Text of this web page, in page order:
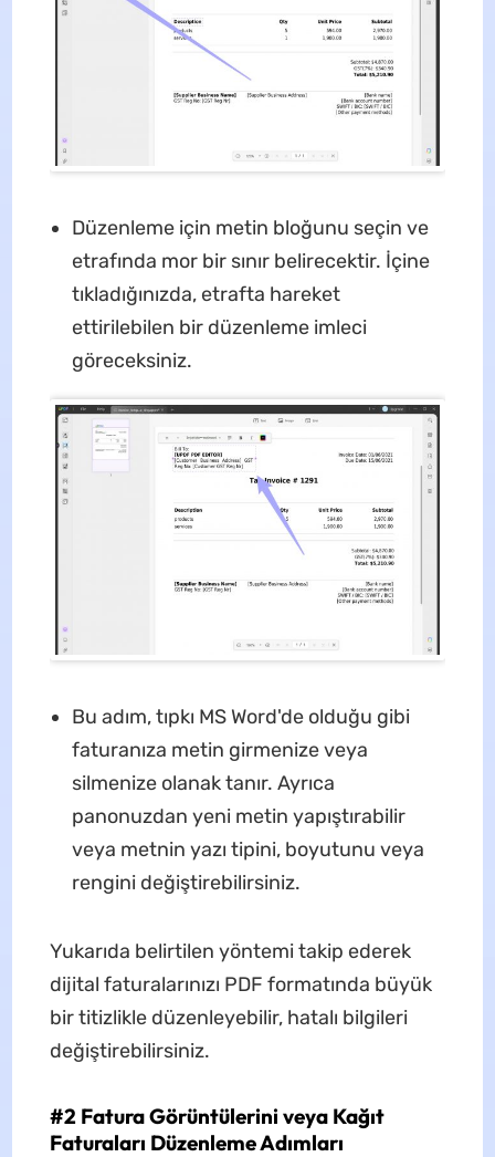
Düzenleme için metin bloğunu seçin ve
etrafında mor bir sınır belirecektir. İçine
tıkladığınızda, etrafta hareket
ettirilebilen bir düzenleme imleci
göreceksiniz.
Bu adım, tıpkı MS Word'de olduğu gibi
faturanıza metin girmenize veya
silmenize olanak tanır. Ayrıca
panonuzdan yeni metin yapıştırabilir
veya metnin yazı tipini, boyutunu veya
rengini değiştirebilirsiniz.
Yukarıda belirtilen yöntemi takip ederek
dijital faturalarınızı PDF formatında büyük
bir titizlikle düzenleyebilir, hatalı bilgileri
değiştirebilirsiniz.
#2 Fatura Görüntülerini veya Kağıt
Faturaları Düzenleme Adımları